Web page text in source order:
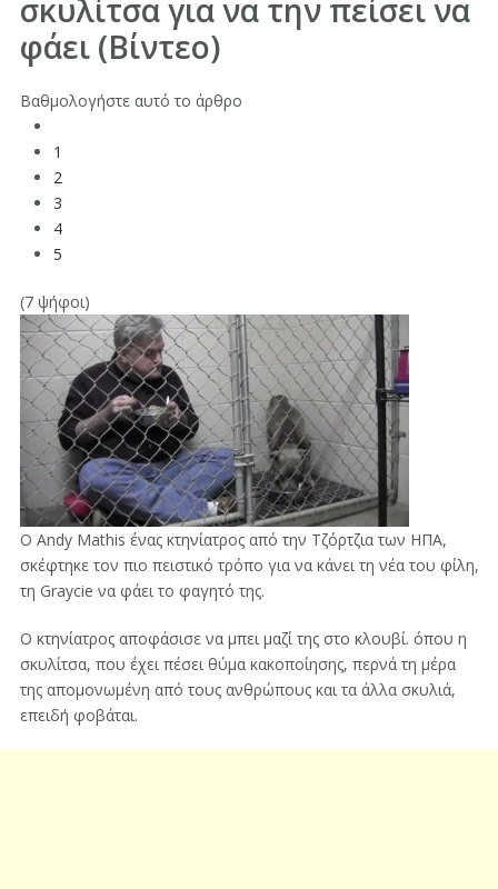
σκυλίτσα για να την πείσει να
φάει (Βίντεο)
Βαθμολογήστε αυτό το άρθρο
1
2
3
4
5
(7 ψήφοι)
Ο Andy Mathis ένας κτηνίατρος από την Τζόρτζια των ΗΠΑ,
σκέφτηκε τον πιο πειστικό τρόπο για να κάνει τη νέα του φίλη,
τη Graycie να φάει το φαγητό της.
Ο κτηνίατρος ​αποφάσισε να μπει μαζί της στο κλουβί. όπου η
σκυλίτσα, που έχει πέσει θύμα κακοποίησης, περνά τη μέρα
της απομονωμένη από τους ανθρώπους και τα άλλα σκυλιά,
επειδή φοβάται.